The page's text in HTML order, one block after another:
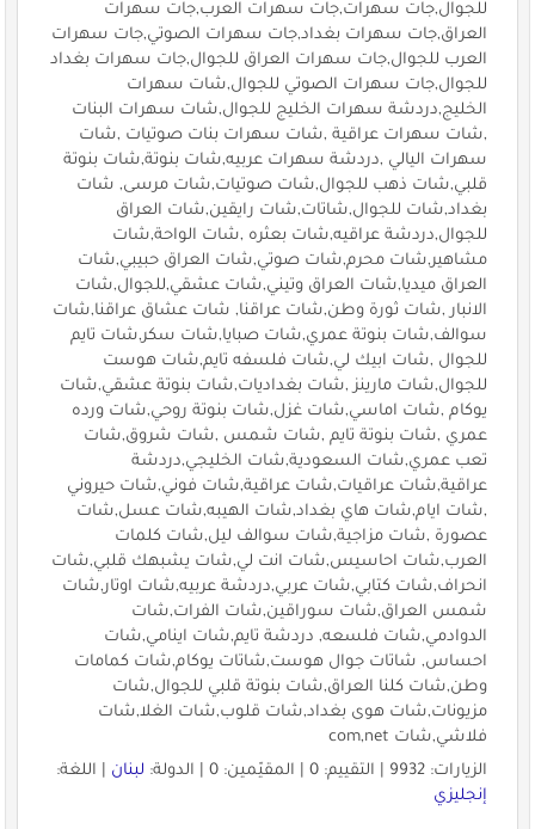
للجوال,جات سهرات,جات سهرات العرب,جات سهرات
العراق,جات سهرات بغداد,جات سهرات الصوتي,جات سهرات
العرب للجوال,جات سهرات العراق للجوال,جات سهرات بغداد
للجوال,جات سهرات الصوتي للجوال,شات سهرات
الخليج,دردشة سهرات الخليج للجوال,شات سهرات البنات
,شات سهرات عراقية ,شات سهرات بنات صوتيات ,شات
سهرات اليالي ,دردشة سهرات عربيه,شات بنوتة,شات بنوتة
قلبي,شات ذهب للجوال,شات صوتيات,شات مرسى, شات
بغداد,شات للجوال,شاتات,شات رايقين,شات العراق
للجوال,دردشة عراقيه,شات بعثره ,شات الواحة,شات
مشاهير,شات محرم,شات صوتي,شات العراق حبيبي,شات
العراق ميديا,شات العراق وتيني,شات عشقي,للجوال,شات
الانبار ,شات ثورة وطن,شات عراقنا, شات عشاق عراقنا,شات
سوالف,شات بنوتة عمري,شات صبايا,شات سكر,شات تايم
للجوال ,شات ابيك لي,شات فلسفه تايم,شات هوست
للجوال,شات مارينز ,شات بغداديات,شات بنوتة عشقي,شات
يوكام ,شات اماسي,شات غزل,شات بنوتة روحي,شات ورده
عمري ,شات بنوتة تايم ,شات شمس ,شات شروق,شات
تعب عمري,شات السعودية,شات الخليجي,دردشة
عراقية,شات عراقيات,شات عراقية,شات فوني,شات حيروني
,شات ايام,شات هاي بغداد,شات الهيبه,شات عسل,شات
عصورة ,شات مزاجية,شات سوالف ليل,شات كلمات
العرب,شات احاسيس,شات انت لي,شات يشبهك قلبي,شات
انحراف,شات كتابي,شات عربي,دردشة عربيه,شات اوتار,شات
شمس العراق,شات سوراقين,شات الفرات,شات
الدوادمي,شات فلسعه, دردشة تايم,شات اينامي,شات
احساس, شاتات جوال هوست,شاتات يوكام,شات كمامات
وطن,شات كلنا العراق,شات بنوتة قلبي للجوال,شات
مزيونات,شات هوى بغداد,شات قلوب,شات الغلا,شات
فلاشي,شات com,net
الزيارات: 9932 | التقييم: 0 | المقيّمين: 0 | الدولة:
لبنان| اللغة:
إنجليزي